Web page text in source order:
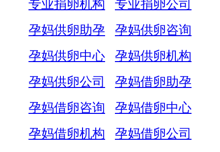
专业捐卵机构
专业捐卵公司
孕妈供卵助孕
孕妈供卵咨询
孕妈供卵中心
孕妈供卵机构
孕妈供卵公司
孕妈借卵助孕
孕妈借卵咨询
孕妈借卵中心
孕妈借卵机构
孕妈借卵公司